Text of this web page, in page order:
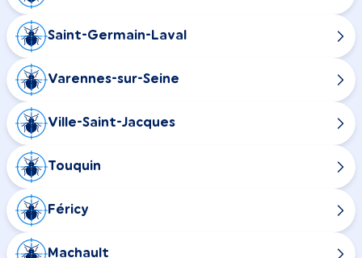
Saint-Germain-Laval
Varennes-sur-Seine
Ville-Saint-Jacques
Touquin
Féricy
Machault